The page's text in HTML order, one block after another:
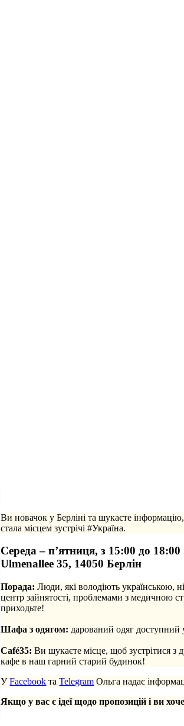
Ви новачок у Берліні та шукаєте
стала місцем зустрічі #Україна.
Середа – п’ятниця, з 15:00 до 18:00
Ulmenallee 35, 14050 Берлін
Порада: Люди, які володіють українською,
центр зайнятості, проблемами з медичною
приходьте!
Шафа з одягом: дарований одяг доступний
Café35: Ви шукаєте місце, щоб зустрітися
кафе в наш гарний старий будинок!
УFacebook таTelegram Ольга надає
Якщо у вас є ідеї щодо пропозицій і ви